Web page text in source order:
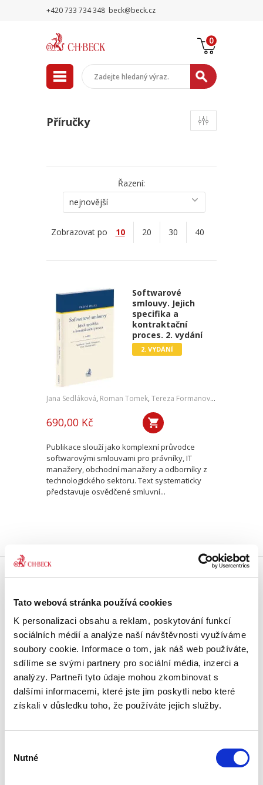
Tato webová stránka používá cookies
K personalizaci obsahu a reklam, poskytování funkcí
sociálních médií a analýze naší návštěvnosti využíváme
soubory cookie. Informace o tom, jak náš web používáte,
sdílíme se svými partnery pro sociální média, inzerci a
analýzy. Partneři tyto údaje mohou zkombinovat s
dalšími informacemi, které jste jim poskytli nebo které
získali v důsledku toho, že používáte jejich služby.
souhlasu
Nutné
+420 733 734 348 beck@beck.cz
0
Příručky
Řazení:
nejnovější
Zobrazovat po 10 20 30 40
Softwarové
smlouvy. Jejich
specifika a
kontraktační
proces. 2. vydání
2. VYDÁNÍ
Jana Sedláková, Roman Tomek, Tereza Formanová ,
690,00 Kč
Publikace slouží jako komplexní průvodce
softwarovými smlouvami pro právníky, IT
manažery, obchodní manažery a odborníky z
technologického sektoru. Text systematicky
představuje osvědčené smluvní...
Získejte dopravu zdarma
Tradiční nakladatelství
Působíme na trhu přes 30 let.
Semináře a Konference
Vzdělávejte se kvalitně.
Vzdělávejte se s Akademií C. H. Beck.